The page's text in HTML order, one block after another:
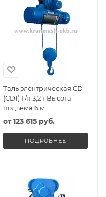
Таль электрическая CD
(CD1) Г/п 3,2 т Высота
подъема 6 м
от123 615 руб.
ПОДРОБНЕЕ